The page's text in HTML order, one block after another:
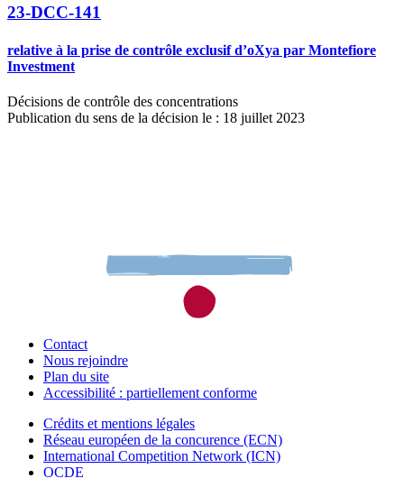
23-DCC-141
relative à la prise de contrôle exclusif d’oXya par Montefiore
Investment
Décisions de contrôle des concentrations
Publication du sens de la décision le : 18 juillet 2023
Contact
Nous rejoindre
Plan du site
Accessibilité : partiellement conforme
Crédits et mentions légales
Réseau européen de la concurence (ECN)
International Competition Network (ICN)
OCDE